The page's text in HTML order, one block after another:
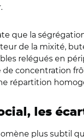
que la
de la mixité,
relégués en
de concentration
répartition
les
plus subtil